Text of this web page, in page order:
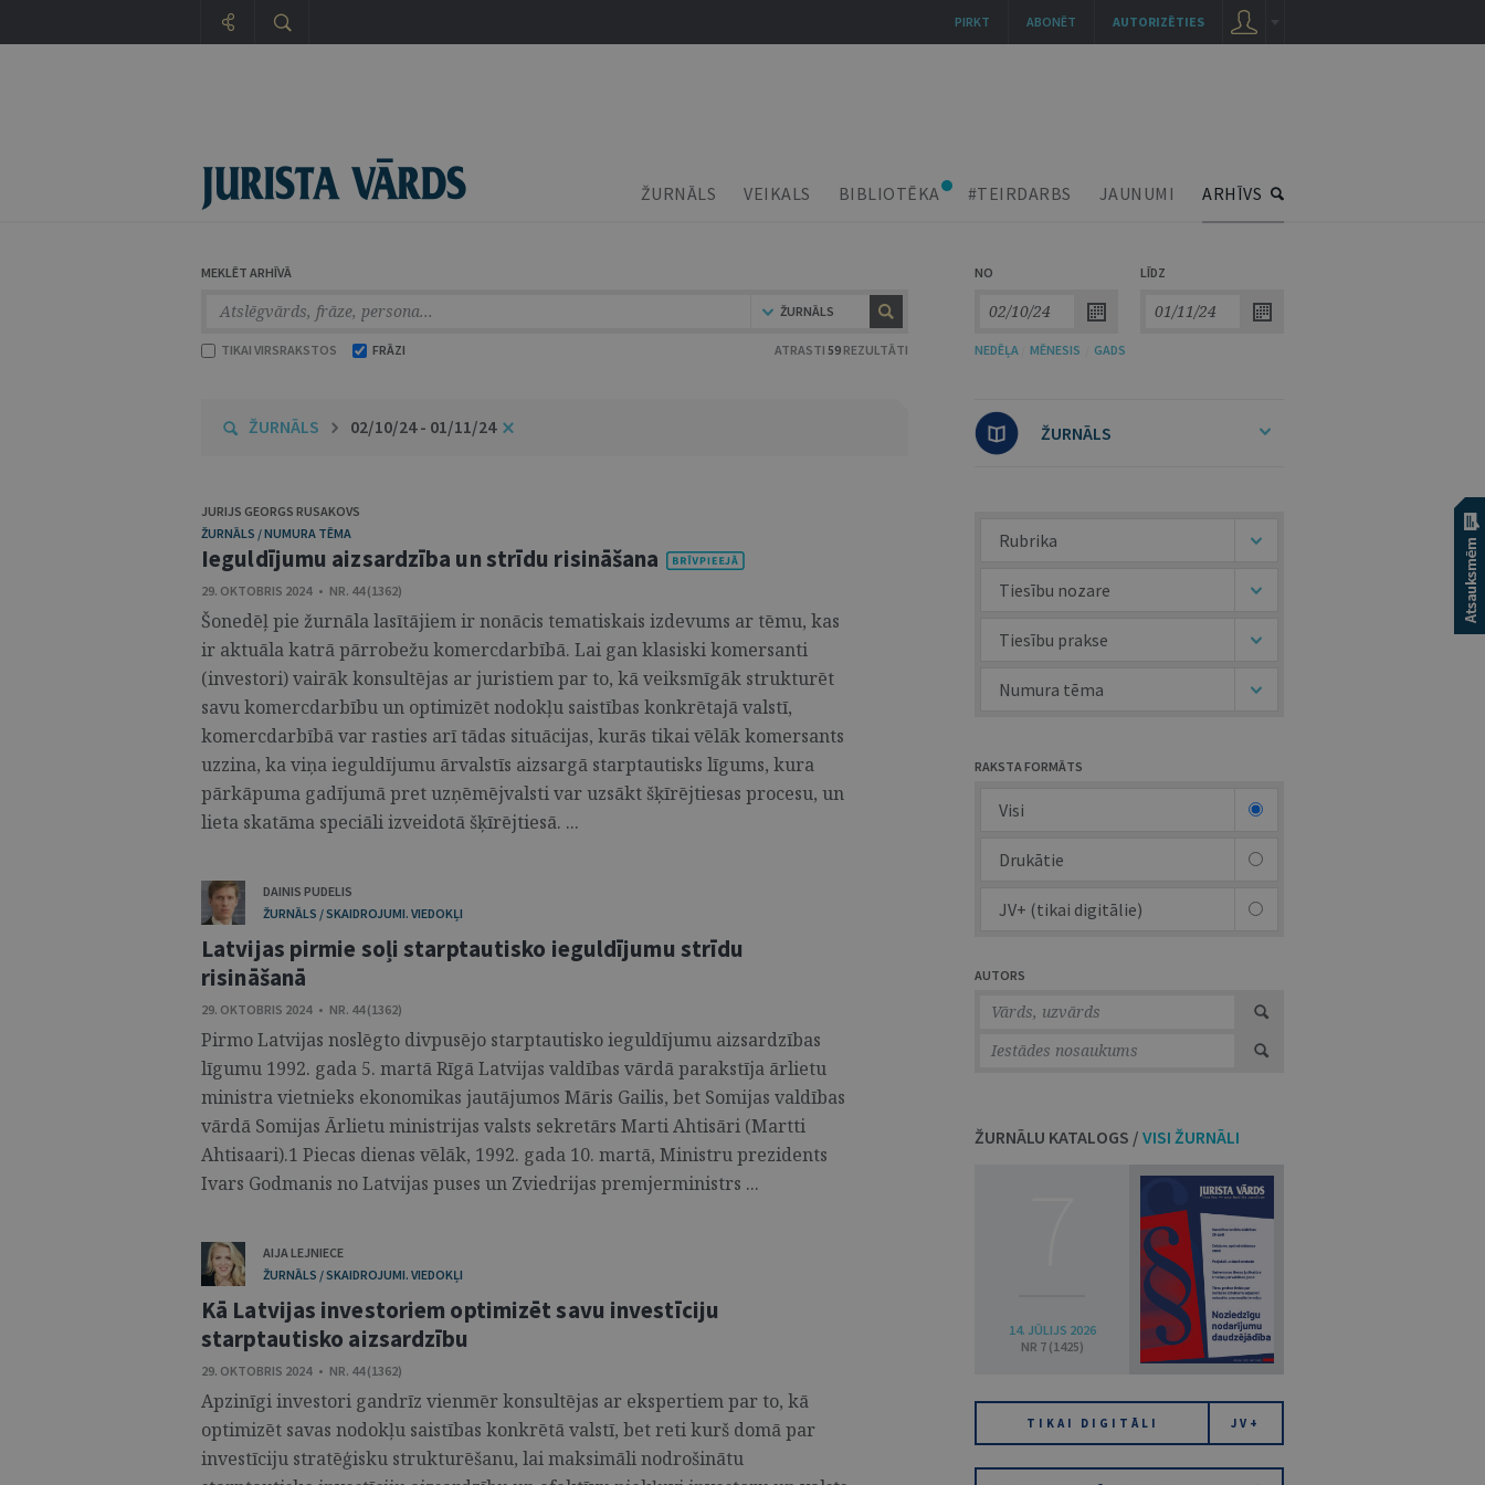
ŽURNĀLS VEIKALS BIBLIOTĒKA #TEIRDARBS JAUNUMI ARHĪVS
MEKLĒT ARHĪVĀ
ŽURNĀLS
TIKAI VIRSRAKSTOS FRĀZI ATRASTI 59 REZULTĀTI
NO LĪDZ
NEDĒĻA MĒNESIS GADS
ŽURNĀLS 02/10/24 - 01/11/24
JURIJS GEORGS RUSAKOVS
ŽURNĀLS / NUMURA TĒMA
Ieguldījumu aizsardzība un strīdu risināšana
29. OKTOBRIS 2024 • NR. 44 (1362)
Šonedēļ pie žurnāla lasītājiem ir nonācis tematiskais izdevums ar tēmu, kas
ir aktuāla katrā pārrobežu komercdarbībā. Lai gan klasiski komersanti
(investori) vairāk konsultējas ar juristiem par to, kā veiksmīgāk strukturēt
savu komercdarbību un optimizēt nodokļu saistības konkrētajā valstī,
komercdarbībā var rasties arī tādas situācijas, kurās tikai vēlāk komersants
uzzina, ka viņa ieguldījumu ārvalstīs aizsargā starptautisks līgums, kura
pārkāpuma gadījumā pret uzņēmējvalsti var uzsākt šķīrējtiesas procesu, un
lieta skatāma speciāli izveidotā šķīrējtiesā. ...
DAINIS PUDELIS
ŽURNĀLS / SKAIDROJUMI. VIEDOKĻI
Latvijas pirmie soļi starptautisko ieguldījumu strīdu
risināšanā
29. OKTOBRIS 2024 • NR. 44 (1362)
Pirmo Latvijas noslēgto divpusējo starptautisko ieguldījumu aizsardzības
līgumu 1992. gada 5. martā Rīgā Latvijas valdības vārdā parakstīja ārlietu
ministra vietnieks ekonomikas jautājumos Māris Gailis, bet Somijas valdības
vārdā Somijas Ārlietu ministrijas valsts sekretārs Marti Ahtisāri (Martti
Ahtisaari).1 Piecas dienas vēlāk, 1992. gada 10. martā, Ministru prezidents
Ivars Godmanis no Latvijas puses un Zviedrijas premjerministrs ...
AIJA LEJNIECE
ŽURNĀLS / SKAIDROJUMI. VIEDOKĻI
Kā Latvijas investoriem optimizēt savu investīciju
starptautisko aizsardzību
29. OKTOBRIS 2024 • NR. 44 (1362)
Apzinīgi investori gandrīz vienmēr konsultējas ar ekspertiem par to, kā
optimizēt savas nodokļu saistības konkrētā valstī, bet reti kurš domā par
investīciju stratēģisku strukturēšanu, lai maksimāli nodrošinātu
ŽURNĀLS
Rubrika
Tiesību nozare
Tiesību prakse
Numura tēma
RAKSTA FORMĀTS
Visi
Drukātie
JV+ (tikai digitālie)
AUTORS
ŽURNĀLU KATALOGS / VISI ŽURNĀLI
14. JŪLIJS 2026
NR 7 (1425)
TIKAI DIGITĀLI JV+
AUTORIZĒTIES
ABONĒT
PIRKT